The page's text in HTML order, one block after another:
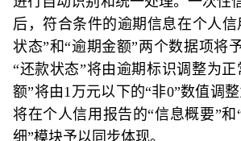
后，符合条件的逾期信息在个人信
状态”和“逾期金额”两个数据项将
“还款状态”将由逾期标识调整为
额”将由1万元以下的“非0”数值调
将在个人信用报告的“信息概要”和
细”模块予以同步体现。